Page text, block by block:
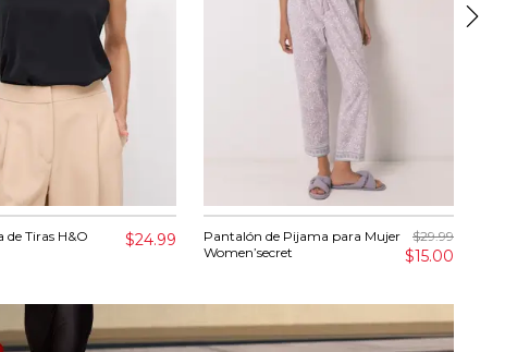
de Tiras H&O $24.99
Pantalón de Pijama para Mujer
Women’secret
$29.99
$15.00